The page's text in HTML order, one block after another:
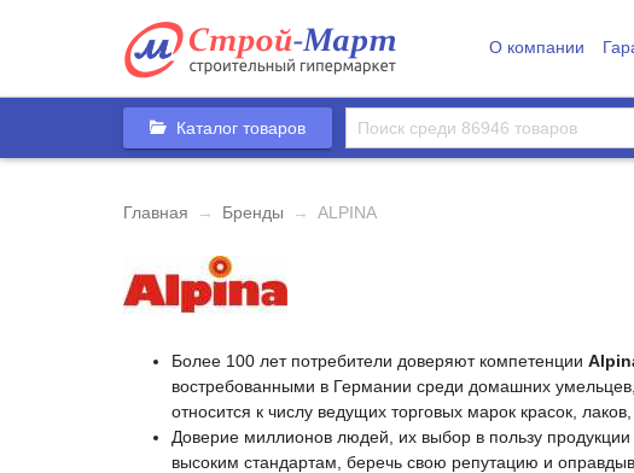
О компании
Каталог товаров
Главная → Бренды → ALPINA
Более 100 лет потребители доверяют компетенции
востребованными в Германии среди домашних
относится к числу ведущих торговых марок красок,
Доверие миллионов людей, их выбор в пользу продукции
высоким стандартам, беречь свою репутацию и